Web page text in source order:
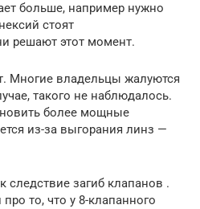
больше, например нужно
стоят
решают этот момент.
Многие владельцы жалуются
такого не наблюдалось.
более мощные
из-за выгорания линз —
загиб клапанов .
то, что у 8-клапанного